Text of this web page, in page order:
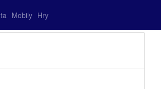
Mobily Hry